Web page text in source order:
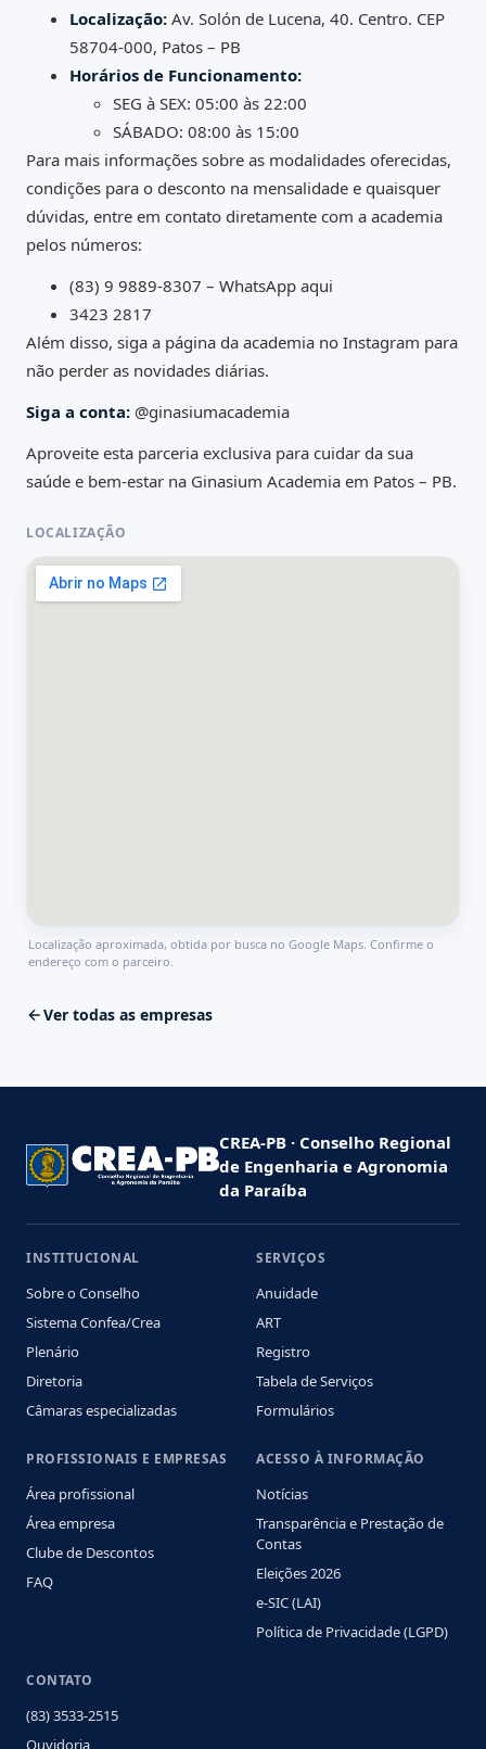
Localização: Av. Solón de Lucena, 40. Centro. CEP
58704-000, Patos – PB
Horários de Funcionamento:
SEG à SEX: 05:00 às 22:00
SÁBADO: 08:00 às 15:00
Para mais informações sobre as modalidades oferecidas,
condições para o desconto na mensalidade e quaisquer
dúvidas, entre em contato diretamente com a academia
pelos números:
(83) 9 9889-8307 – WhatsApp aqui
3423 2817
Além disso, siga a página da academia no Instagram para
não perder as novidades diárias.
Siga a conta: @ginasiumacademia
Aproveite esta parceria exclusiva para cuidar da sua
saúde e bem-estar na Ginasium Academia em Patos – PB.
LOCALIZAÇÃO
Localização aproximada, obtida por busca no Google Maps. Confirme o
endereço com o parceiro.
Ver todas as empresas
CREA-PB · Conselho Regional
de Engenharia e Agronomia
da Paraíba
INSTITUCIONAL
Sobre o Conselho
Sistema Confea/Crea
Plenário
Diretoria
Câmaras especializadas
SERVIÇOS
Anuidade
ART
Registro
Tabela de Serviços
Formulários
PROFISSIONAIS E EMPRESAS
Área profissional
Área empresa
Clube de Descontos
FAQ
ACESSO À INFORMAÇÃO
Notícias
Transparência e Prestação de
Contas
Eleições 2026
e-SIC (LAI)
Política de Privacidade (LGPD)
CONTATO
(83) 3533-2515
Ouvidoria